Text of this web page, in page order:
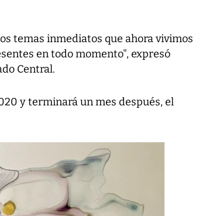
temas inmediatos que ahora vivimos
en todo momento", expresó
Central.
y terminará un mes después, el